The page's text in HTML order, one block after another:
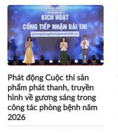
Phát động Cuộc thi sản
phẩm phát thanh, truyền
hình về gương sáng trong
công tác phòng bệnh năm
2026